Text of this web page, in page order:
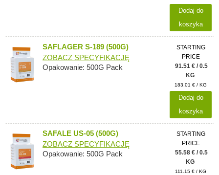
Dodaj do
koszyka
SAFLAGER S-189 (500G)
ZOBACZ SPECYFIKACJĘ
Opakowanie: 500G Pack
STARTING
PRICE
91.51 € / 0.5
KG
183.01 € / KG
Dodaj do
koszyka
SAFALE US-05 (500G)
ZOBACZ SPECYFIKACJĘ
Opakowanie: 500G Pack
STARTING
PRICE
55.58 € / 0.5
KG
111.15 € / KG